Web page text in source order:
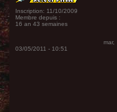
Inscription: 11/10/2009
Membre depuis :
16 an 43 semaines
mar,
03/05/2011 - 10:51